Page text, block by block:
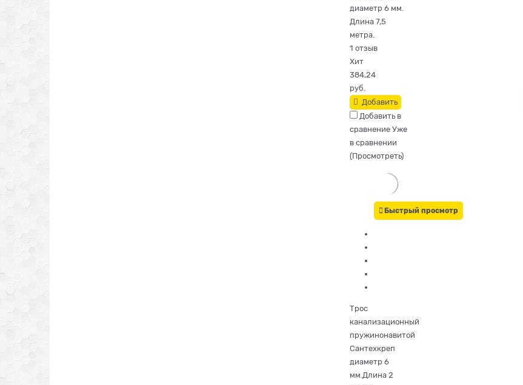
диаметр 6 мм.
Длина 7,5
метра.
1 отзыв
Хит
384,24
руб.
Добавить
Добавить в
сравнение Уже
в сравнении
(Просмотреть)
Быстрый просмотр
Трос
канализационный
пружинонавитой
Сантехкреп
диаметр 6
мм.Длина 2